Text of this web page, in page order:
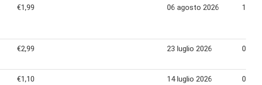
€1,99 06 agosto 2026 16
€2,99 23 luglio 2026 02
€1,10 14 luglio 2026 09